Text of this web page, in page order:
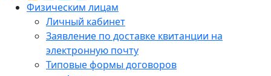
Физическим лицам
Личный кабинет
Заявление по доставке квитанции на
электронную почту
Типовые формы договоров